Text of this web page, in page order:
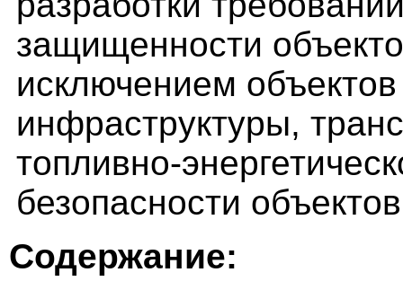
защищенности
исключением
инфраструктуры,
топливно-
безопасности
Содержание: